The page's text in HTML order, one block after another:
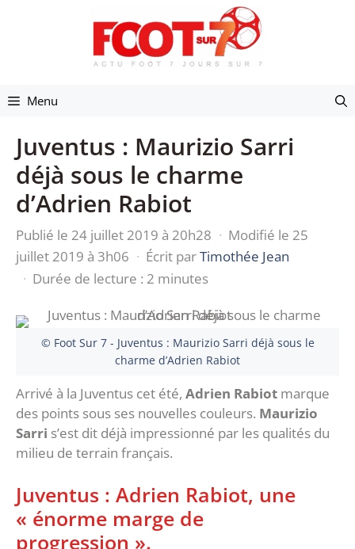
Menu
Juventus : Maurizio Sarri
déjà sous le charme
d’Adrien Rabiot
Publié le 24 juillet 2019 à 20h28 · Modifié le 25
juillet 2019 à 3h06 · Écrit parTimothée Jean
· Durée de lecture : 2 minutes
© Foot Sur 7 - Juventus : Maurizio Sarri déjà sous le
charme d’Adrien Rabiot
Arrivé à la Juventus cet été, Adrien Rabiot marque
des points sous ses nouvelles couleurs. Maurizio
Sarri s’est dit déjà impressionné par les qualités du
milieu de terrain français.
Juventus : Adrien Rabiot, une
« énorme marge de
progression ».